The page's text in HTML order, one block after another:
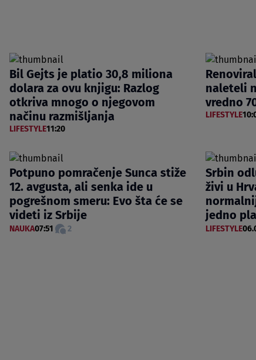
Bil Gejts je platio 30,8 miliona
dolara za ovu knjigu: Razlog
otkriva mnogo o njegovom
načinu razmišljanja
LIFESTYLE11:20
naleteli
vredno
LIFESTYLE
Potpuno pomračenje Sunca stiže
12. avgusta, ali senka ide u
pogrešnom smeru: Evo šta će se
videti iz Srbije
NAUKA07:51 2
Srbin
živi u
jedno
LIFESTYLE